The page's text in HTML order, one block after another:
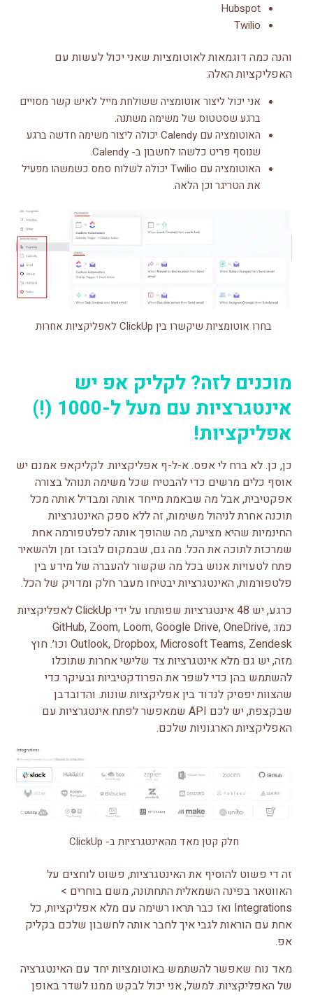
Hubspot
Twilio
והנה כמה דוגמאות לאוטומציות שאני יכול לעשות עם
האפליקציות האלה:
אני יכול ליצור אוטומציה ששולחת מייל לאיש קשר מסויים
ברגע שסטטוס של משימה משתנה.
האוטומציה עם Calendy יכולה ליצור משימה חדשה ברגע
שנוסף פריט כלשהו לחשבון ב- Calendy.
האוטומציה עם Twilio יכולה לשלוח סמס כשמשהו מפעיל
את הטריגר וכן הלאה.
בחרו אוטומציות שיקשרו בין ClickUp לאפליקציות אחרות
מוכנים לזה? לקליק אפ יש
אינטגרציות עם מעל ל-1000 (!)
אפליקציות!
כן, כן. לא ברח לי אפס. א-ל-ף אפליקציות. לקליקאפ אמנם יש
אוסף כלים מרשים כדי להבטיח שכל משימה תנוהל בצורה
אפקטיבית, אבל מה שבאמת מייחד אותה ומבדיל אותה מכל
תוכנה אחרת לניהול משימות, זה ללא ספק האינטגרציות
החינמיות שהיא מציעה, מה שהופך אותה לפלטפורמה אחת
שמרכזת לתוכה את הכל. מה גם, שבמקום לבזבז זמן ולהשאיר
פתח לטעויות אנוש בכל מה שקשור להעברה של מידע בין
פלטפורמות, האינטגרציות יבטיחו מעבר חלק ומדויק של הכל.
כרגע, יש 48 אינטגרציות שפותחו על ידי ClickUp לאפליקציות
כמו: GitHub, Zoom, Loom, Google Drive, OneDrive,
Outlook, Dropbox, Microsoft Teams, Zendesk וכו׳. חוץ
מזה, יש גם מלא אינטגרציות צד שלישי אחרות שתוכלו
להשתמש בהן כדי לשפר את הפרודקטיביות ובעיקר כדי
שהצוות יפסיק לנדוד בין אפליקציות שונות. והדובדבן
שבקצפת, יש לכם API שמאפשר לפתח אינטגרציות עם
האפליקציות הארגוניות שלכם.
חלק קטן מאד מהאינטגרציות ב- ClickUp
זה די פשוט להוסיף את האינטגרציות, פשוט לוחצים על
האווטאר בפינה השמאלית התחתונה, משם בוחרים >
Integrations ואז כבר תראו רשימה עם מלא אפליקציות, כל
אחת עם הוראות לגבי איך לחבר אותה לחשבון שלכם בקליק
אפ.
מאד נוח שאפשר להשתמש באוטומציות יחד עם האינטגרציה
של האפליקציות. למשל, אני יכול לבקש ממנו לשדר באופן